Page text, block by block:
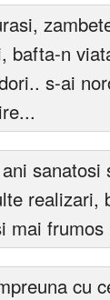
bafta-n
s-ai
sanatosi
realizari,
mai frumos
cu